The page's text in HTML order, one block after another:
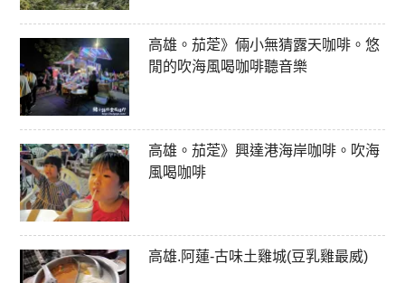
高雄。茄萣》倆小無猜露天咖啡。悠
閒的吹海風喝咖啡聽音樂
高雄。茄萣》興達港海岸咖啡。吹海
風喝咖啡
高雄.阿蓮-古味土雞城(豆乳雞最威)